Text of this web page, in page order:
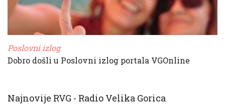
Poslovni izlog
Dobro došli u Poslovni izlog portala VGOnline
Najnovije RVG - Radio Velika Gorica